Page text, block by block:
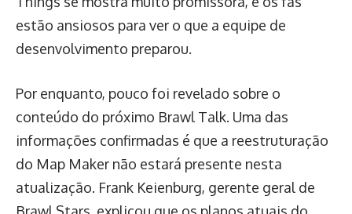
estão ansiosos para ver o que a equipe de
desenvolvimento preparou.
Por enquanto, pouco foi revelado sobre o
conteúdo do próximo Brawl Talk. Uma das
informações confirmadas é que a reestruturação
do Map Maker não estará presente nesta
atualização. Frank Keienburg, gerente geral de